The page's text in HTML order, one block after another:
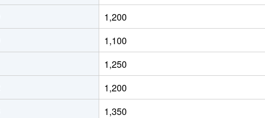
沼津 徒歩9分 75m² 築17年
沼津 徒歩6分 70m² 築25年
沼津 徒歩13分 65m² 築41年
沼津 徒歩13分 65m² 築41年
1,200
1,100
1,250
1,200
1,350